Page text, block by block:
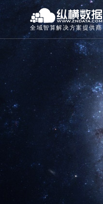
全域智算解决方案提供商